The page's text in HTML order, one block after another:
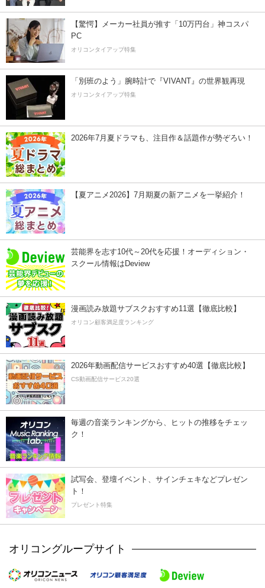
【驚愕】メーカー社員が推す「10万円台」神コスパ
PC
オリコンタイアップ特集
「別班のよう」腕時計で『VIVANT』の世界観再現
オリコンタイアップ特集
2026年7月夏ドラマも、注目作＆話題作が勢ぞろい！
【夏アニメ2026】7月期夏の新アニメを一挙紹介！
芸能界を志す10代～20代を応援！オーディション・
スクール情報はDeview
漫画読み放題サブスクおすすめ11選【徹底比較】
オリコン顧客満足度ランキング
2026年動画配信サービスおすすめ40選【徹底比較】
CS動画配信サービス20選
毎週の音楽ランキングから、ヒットの推移をチェッ
ク！
試写会、登壇イベント、サインチェキなどプレゼン
ト！
プレゼント特集
オリコングループサイト